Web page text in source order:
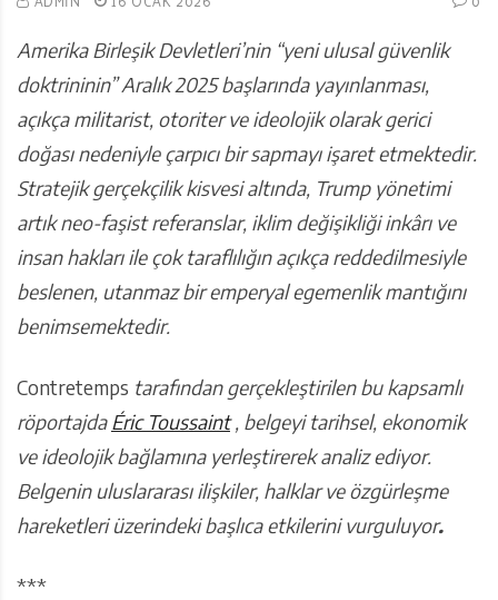
Amerika Birleşik Devletleri’nin “yeni ulusal güvenlik
doktrininin” Aralık 2025 başlarında yayınlanması,
açıkça militarist, otoriter ve ideolojik olarak gerici
doğası nedeniyle çarpıcı bir sapmayı işaret etmektedir.
Stratejik gerçekçilik kisvesi altında, Trump yönetimi
artık neo-faşist referanslar, iklim değişikliği inkârı ve
insan hakları ile çok taraflılığın açıkça reddedilmesiyle
beslenen, utanmaz bir emperyal egemenlik mantığını
benimsemektedir.
Contretemps tarafından gerçekleştirilen bu kapsamlı
röportajdaÉric Toussaint, belgeyi tarihsel, ekonomik
ve ideolojik bağlamına yerleştirerek analiz ediyor.
Belgenin uluslararası ilişkiler, halklar ve özgürleşme
hareketleri üzerindeki başlıca etkilerini vurguluyor.
***